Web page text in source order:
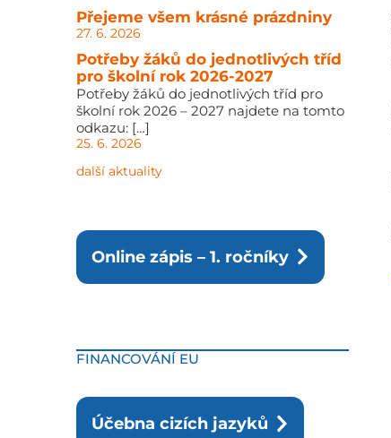
Přejeme všem krásné prázdniny
27. 6. 2026
Potřeby žáků do jednotlivých tříd
pro školní rok 2026-2027
Potřeby žáků do jednotlivých tříd pro
školní rok 2026 – 2027 najdete na tomto
odkazu: […]
25. 6. 2026
další aktuality
Online zápis – 1. ročníky
FINANCOVÁNÍ EU
Účebna cizích jazyků